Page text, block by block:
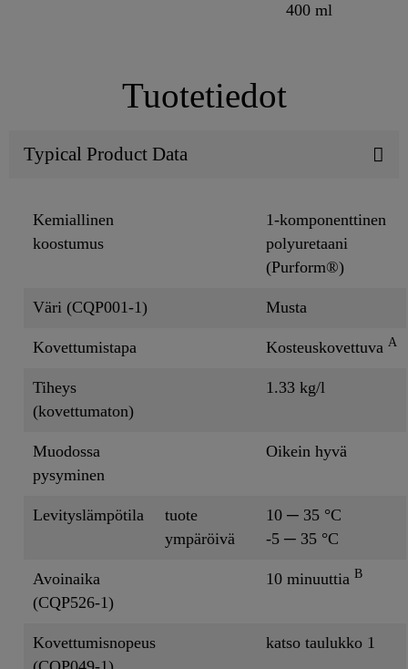
400 ml
Tuotetiedot
Typical Product Data
Kemiallinen
koostumus
1-komponenttinen
polyuretaani
(Purform®)
Väri (CQP001-1) Musta
Kovettumistapa Kosteuskovettuva A
Tiheys
(kovettumaton)
1.33 kg/l
Muodossa
pysyminen
Oikein hyvä
Levityslämpötila
tuote
ympäröivä
10 ─ 35 °C
-5 ─ 35 °C
Avoinaika
(CQP526-1)
10 minuuttia B
Kovettumisnopeus
katso taulukko 1